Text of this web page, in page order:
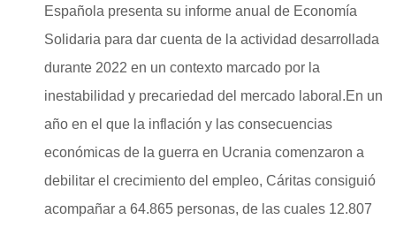
Española presenta su informe anual de Economía
Solidaria para dar cuenta de la actividad desarrollada
durante 2022 en un contexto marcado por la
inestabilidad y precariedad del mercado laboral.En un
año en el que la inflación y las consecuencias
económicas de la guerra en Ucrania comenzaron a
debilitar el crecimiento del empleo, Cáritas consiguió
acompañar a 64.865 personas, de las cuales 12.807